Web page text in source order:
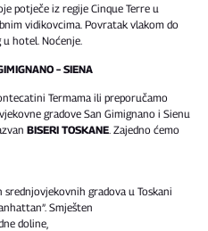
potječe iz regije Cinque Terre u
vidikovcima. Povratak vlakom do
hotel. Noćenje.
– SIENA
Termama ili preporučamo
gradove San Gimignano i Sienu
BISERI TOSKANE. Zajedno ćemo
gradova u Toskani
Smješten
doline,